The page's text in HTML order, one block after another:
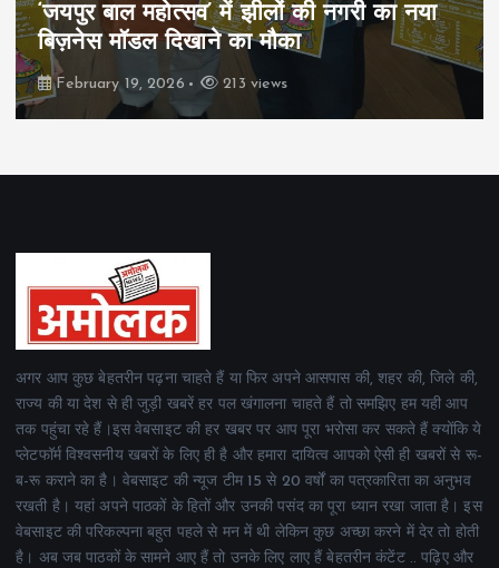
पिम्स मेवाड़ कप 2026: क्रॉसवर्ड व आदित्यम
रियल स्टेट्स ने मुकाबले जीते
February 19, 2026 164 views
अगर आप कुछ बेहतरीन पढ़ना चाहते हैं या फिर अपने आसपास की, शहर की, जिले की,
राज्य की या देश से ही जुड़ी खबरें हर पल खंगालना चाहते हैं तो समझिए हम यही आप
तक पहुंचा रहे हैं।इस वेबसाइट की हर खबर पर आप पूरा भरोसा कर सकते हैं क्योंकि ये
प्लेटफॉर्म विश्वसनीय खबरों के लिए ही है और हमारा दायित्व आपको ऐसी ही खबरों से रू-
ब-रू कराने का है। वेबसाइट की न्यूज टीम 15 से 20 वर्षों का पत्रकारिता का अनुभव
रखती है। यहां अपने पाठकों के हितों और उनकी पसंद का पूरा ध्यान रखा जाता है। इस
वेबसाइट की परिकल्पना बहुत पहले से मन में थी लेकिन कुछ अच्छा करने में देर तो होती
है। अब जब पाठकों के सामने आए हैं तो उनके लिए लाए हैं बेहतरीन कंटेंट .. पढ़िए और